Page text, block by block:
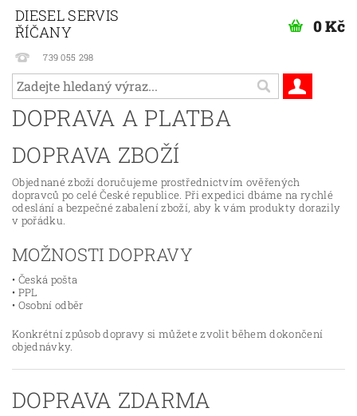
DIESEL SERVIS
ŘÍČANY
739 055 298
0 Kč
DOPRAVA A PLATBA
DOPRAVA ZBOŽÍ
Objednané zboží doručujeme prostřednictvím ověřených
dopravců po celé České republice. Při expedici dbáme na rychlé
odeslání a bezpečné zabalení zboží, aby k vám produkty dorazily
v pořádku.
MOŽNOSTI DOPRAVY
• Česká pošta
• PPL
• Osobní odběr
Konkrétní způsob dopravy si můžete zvolit během dokončení
objednávky.
DOPRAVA ZDARMA